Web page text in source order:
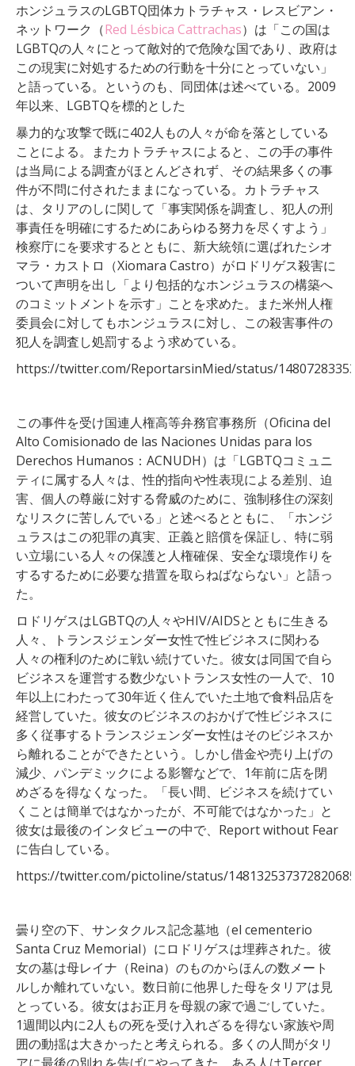
ホンジュラスのLGBTQ団体カトラチャス・レスビアン・
ネットワーク（Red Lésbica Cattrachas）は「この国は
LGBTQの人々にとって敵対的で危険な国であり、政府は
この現実に対処するための行動を十分にとっていない」
と語っている。というのも、同団体は述べている。2009
年以来、LGBTQを標的とした
暴力的な攻撃で既に402人もの人々が命を落としている
ことによる。またカトラチャスによると、この手の事件
は当局による調査がほとんどされず、その結果多くの事
件が不問に付されたままになっている。カトラチャス
は、タリアのしに関して「事実関係を調査し、犯人の刑
事責任を明確にするためにあらゆる努力を尽くすよう」
検察庁にを要求するとともに、新大統領に選ばれたシオ
マラ・カストロ（Xiomara Castro）がロドリゲス殺害に
ついて声明を出し「より包括的なホンジュラスの構築へ
のコミットメントを示す」ことを求めた。また米州人権
委員会に対してもホンジュラスに対し、この殺害事件の
犯人を調査し処罰するよう求めている。
https://twitter.com/ReportarsinMied/status/
この事件を受け国連人権高等弁務官事務所（Oficina del
Alto Comisionado de las Naciones Unidas para los
Derechos Humanos：ACNUDH）は「LGBTQコミュニ
ティに属する人々は、性的指向や性表現による差別、迫
害、個人の尊厳に対する脅威のために、強制移住の深刻
なリスクに苦しんでいる」と述べるとともに、「ホンジ
ュラスはこの犯罪の真実、正義と賠償を保証し、特に弱
い立場にいる人々の保護と人権確保、安全な環境作りを
するするために必要な措置を取らねばならない」と語っ
た。
ロドリゲスはLGBTQの人々やHIV/AIDSとともに生きる
人々、トランスジェンダー女性で性ビジネスに関わる
人々の権利のために戦い続けていた。彼女は同国で自ら
ビジネスを運営する数少ないトランス女性の一人で、10
年以上にわたって30年近く住んでいた土地で食料品店を
経営していた。彼女のビジネスのおかげで性ビジネスに
多く従事するトランスジェンダー女性はそのビジネスか
ら離れることができたという。しかし借金や売り上げの
減少、パンデミックによる影響などで、1年前に店を閉
めざるを得なくなった。「長い間、ビジネスを続けてい
くことは簡単ではなかったが、不可能ではなかった」と
彼女は最後のインタビューの中で、Report without Fear
に告白している。
https://twitter.com/pictoline/status/
曇り空の下、サンタクルス記念墓地（el cementerio
Santa Cruz Memorial）にロドリゲスは埋葬された。彼
女の墓は母レイナ（Reina）のものからほんの数メート
ルしか離れていない。数日前に他界した母をタリアは見
とっている。彼女はお正月を母親の家で過ごしていた。
1週間以内に2人もの死を受け入れざるを得ない家族や周
囲の動揺は大きかったと考えられる。多くの人間がタリ